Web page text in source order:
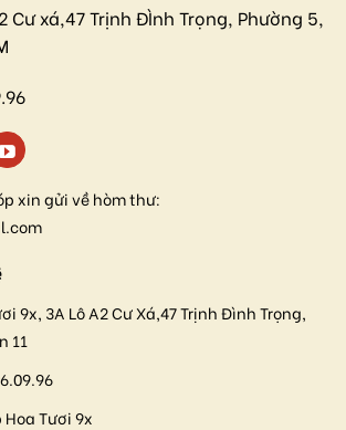
Cư xá,47 Trịnh ĐÌnh Trọng, Phường 5,
xin gửi về hòm thư:
9x, 3A Lô A2 Cư Xá,47 Trịnh Đình Trọng,
11
Hoa Tươi 9x